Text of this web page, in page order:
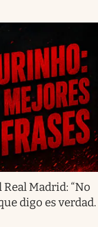
Madrid: “No
digo es verdad.